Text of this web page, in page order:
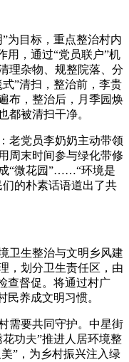
为目标，重点整治村内
用，通过“党员联户”机
理杂物、规整院落、分
”清扫，整治前，李贵
布，整治后，月季园焕
都被清扫干净。
老党员李奶奶主动带领
周末时间参与绿化带修
“微花园”……“环境是
的朴素话语道出了共
卫生整治与文明乡风建
，划分卫生责任区，由
查督促。将通过村广
民养成文明习惯。
需要共同守护。中星街
功夫”推进人居环境整
”，为乡村振兴注入绿